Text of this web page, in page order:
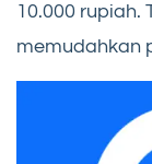
10.000 rupiah.
memudahkan